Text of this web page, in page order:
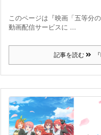
このページは『映画「五等分
動画配信サービスに ...
記事を読む